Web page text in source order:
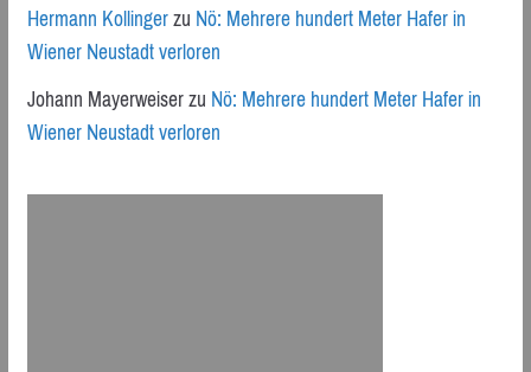
Hermann KollingerzuNö: Mehrere hundert Meter Hafer in
Wiener Neustadt verloren
Johann MayerweiserzuNö: Mehrere hundert Meter Hafer in
Wiener Neustadt verloren